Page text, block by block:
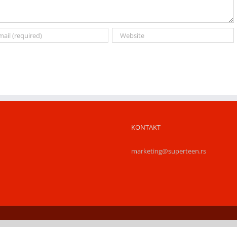
KONTAKT
marketing@superteen.rs